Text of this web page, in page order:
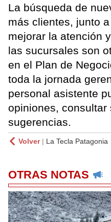
La búsqueda de
más clientes, junto
mejorar la atención
las sucursales son
en el Plan de
toda la jornada
personal asistente
opiniones,
sugerencias.
Volver| La Tecla Patagonia
OTRAS NOTAS